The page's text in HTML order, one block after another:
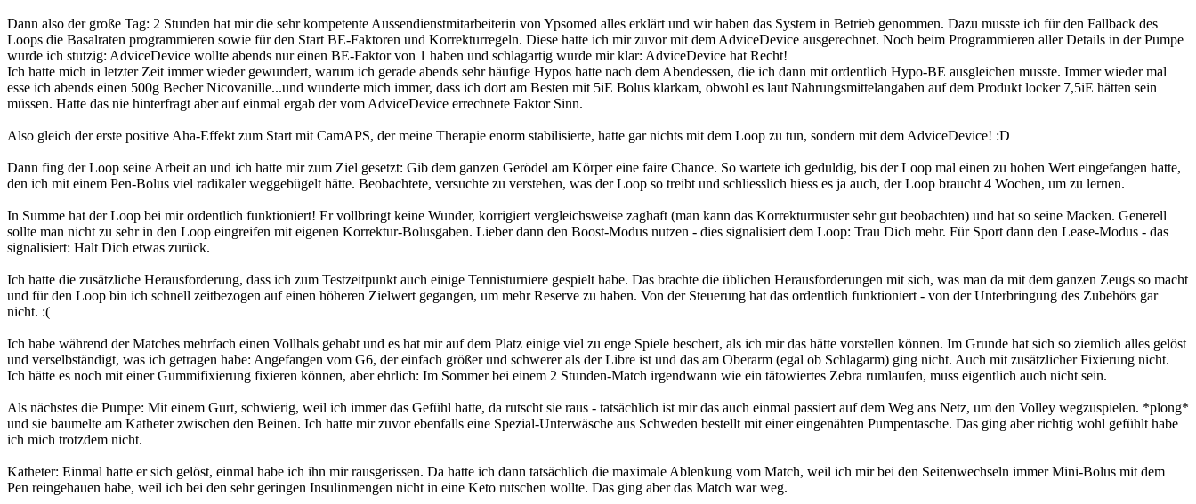
Dann also der große Tag: 2 Stunden hat mir die sehr kompetente Aussendienstmitarbeiterin von Ypsomed alles erklärt und wir haben das System in Betrieb genommen. Dazu musste ich für den Fallback des
Loops die Basalraten programmieren sowie für den Start BE-Faktoren und Korrekturregeln. Diese hatte ich mir zuvor mit dem AdviceDevice ausgerechnet. Noch beim Programmieren aller Details in der Pumpe
wurde ich stutzig: AdviceDevice wollte abends nur einen BE-Faktor von 1 haben und schlagartig wurde mir klar: AdviceDevice hat Recht!
Ich hatte mich in letzter Zeit immer wieder gewundert, warum ich gerade abends sehr häufige Hypos hatte nach dem Abendessen, die ich dann mit ordentlich Hypo-BE ausgleichen musste. Immer wieder mal
esse ich abends einen 500g Becher Nicovanille...und wunderte mich immer, dass ich dort am Besten mit 5iE Bolus klarkam, obwohl es laut Nahrungsmittelangaben auf dem Produkt locker 7,5iE hätten sein
müssen. Hatte das nie hinterfragt aber auf einmal ergab der vom AdviceDevice errechnete Faktor Sinn.
Also gleich der erste positive Aha-Effekt zum Start mit CamAPS, der meine Therapie enorm stabilisierte, hatte gar nichts mit dem Loop zu tun, sondern mit dem AdviceDevice! :D
Dann fing der Loop seine Arbeit an und ich hatte mir zum Ziel gesetzt: Gib dem ganzen Gerödel am Körper eine faire Chance. So wartete ich geduldig, bis der Loop mal einen zu hohen Wert eingefangen hatte,
den ich mit einem Pen-Bolus viel radikaler weggebügelt hätte. Beobachtete, versuchte zu verstehen, was der Loop so treibt und schliesslich hiess es ja auch, der Loop braucht 4 Wochen, um zu lernen.
In Summe hat der Loop bei mir ordentlich funktioniert! Er vollbringt keine Wunder, korrigiert vergleichsweise zaghaft (man kann das Korrekturmuster sehr gut beobachten) und hat so seine Macken. Generell
sollte man nicht zu sehr in den Loop eingreifen mit eigenen Korrektur-Bolusgaben. Lieber dann den Boost-Modus nutzen - dies signalisiert dem Loop: Trau Dich mehr. Für Sport dann den Lease-Modus - das
signalisiert: Halt Dich etwas zurück.
Ich hatte die zusätzliche Herausforderung, dass ich zum Testzeitpunkt auch einige Tennisturniere gespielt habe. Das brachte die üblichen Herausforderungen mit sich, was man da mit dem ganzen Zeugs so macht
und für den Loop bin ich schnell zeitbezogen auf einen höheren Zielwert gegangen, um mehr Reserve zu haben. Von der Steuerung hat das ordentlich funktioniert - von der Unterbringung des Zubehörs gar
nicht. :(
Ich habe während der Matches mehrfach einen Vollhals gehabt und es hat mir auf dem Platz einige viel zu enge Spiele beschert, als ich mir das hätte vorstellen können. Im Grunde hat sich so ziemlich alles gelöst
und verselbständigt, was ich getragen habe: Angefangen vom G6, der einfach größer und schwerer als der Libre ist und das am Oberarm (egal ob Schlagarm) ging nicht. Auch mit zusätzlicher Fixierung nicht.
Ich hätte es noch mit einer Gummifixierung fixieren können, aber ehrlich: Im Sommer bei einem 2 Stunden-Match irgendwann wie ein tätowiertes Zebra rumlaufen, muss eigentlich auch nicht sein.
Als nächstes die Pumpe: Mit einem Gurt, schwierig, weil ich immer das Gefühl hatte, da rutscht sie raus - tatsächlich ist mir das auch einmal passiert auf dem Weg ans Netz, um den Volley wegzuspielen. *plong*
und sie baumelte am Katheter zwischen den Beinen. Ich hatte mir zuvor ebenfalls eine Spezial-Unterwäsche aus Schweden bestellt mit einer eingenähten Pumpentasche. Das ging aber richtig wohl gefühlt habe
ich mich trotzdem nicht.
Katheter: Einmal hatte er sich gelöst, einmal habe ich ihn mir rausgerissen. Da hatte ich dann tatsächlich die maximale Ablenkung vom Match, weil ich mir bei den Seitenwechseln immer Mini-Bolus mit dem
Pen reingehauen habe, weil ich bei den sehr geringen Insulinmengen nicht in eine Keto rutschen wollte. Das ging aber das Match war weg.